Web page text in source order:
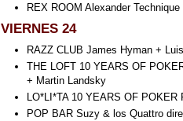
REX ROOM Alexander
VIERNES 24
RAZZ CLUB James Hyman +
THE LOFT 10 YEARS OF
+ Martin Landsky
LO*LI*TA 10 YEARS OF
POP BAR Suzy & los Quattro